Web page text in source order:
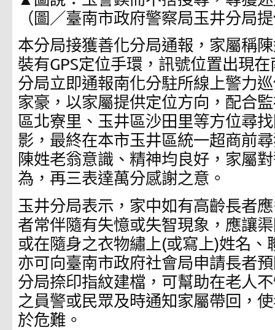
（圖／臺南市政府警察局玉井分局
本分局接獲善化分局通報，家屬稱
裝有GPS定位手環，訊號位置出現
分局立即通報南化分駐所線上警力
家豪，以家屬提供定位方向，配合
區北寮里、玉井區沙田里等方位尋
影，最終在本市玉井區統一超商前
陳姓老翁意識、精神均良好，家屬
為，再三表達萬分感謝之意。
玉井分局表示，家中如有高齡長者
者常伴隨有失憶或失智現象，應讓
或在隨身之衣物繡上(或寫上)姓名、
亦可向臺南市政府社會局申請長者
分局捺印指紋建檔，可幫助在老人
之員警或民眾及時通知家屬帶回，
於危難。